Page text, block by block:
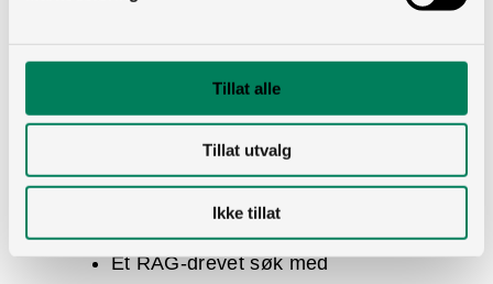
Tillat alle
Tillat utvalg
Ikke tillat
Et «intentsøk» der kunden kan bruke sitt
Et RAG-drevet søk med